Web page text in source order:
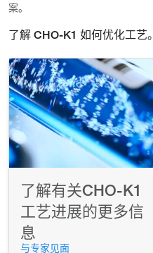
案。
了解 CHO-K1 如何优化工艺。
了解有关CHO-K1
工艺进展的更多信
息
与专家见面